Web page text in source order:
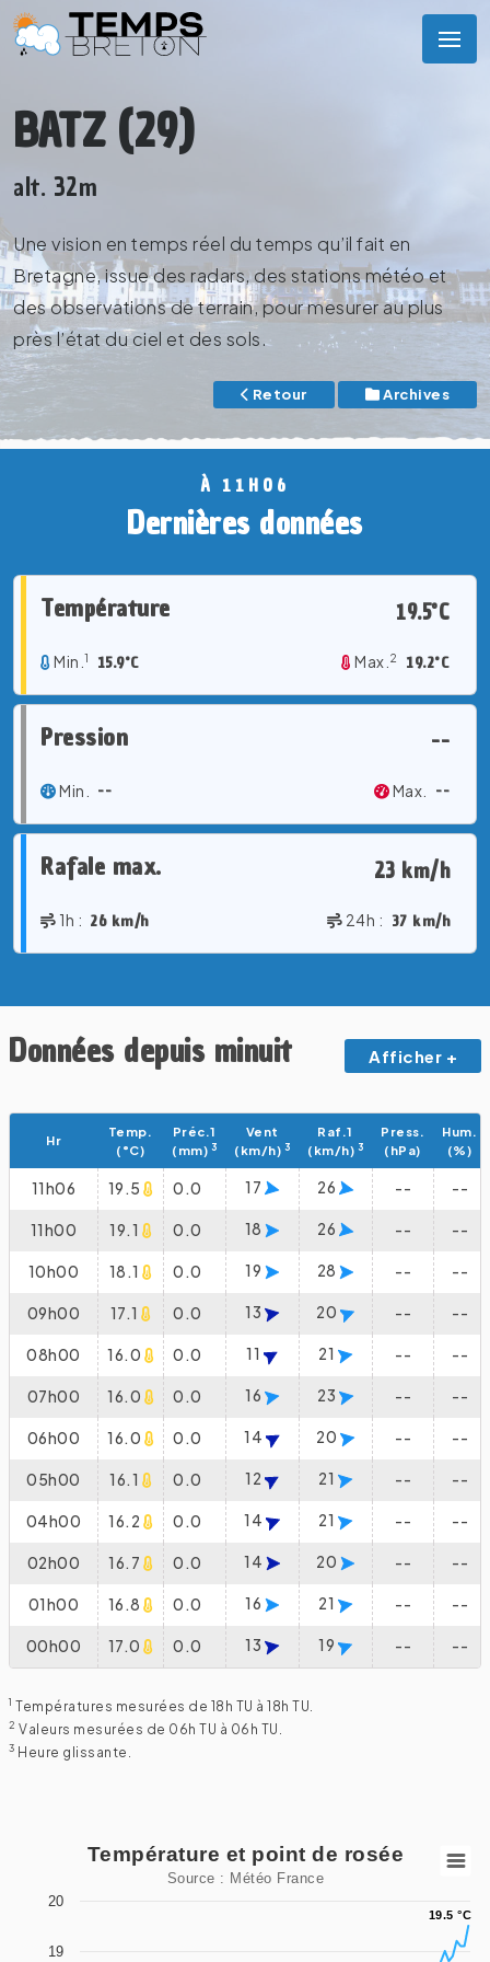
BATZ (29)
alt. 32m
Une vision en temps réel du temps qu’il fait en
Bretagne, issue des radars, des stations météo et
des observations de terrain, pour mesurer au plus
près l’état du ciel et des sols.
Retour Archives
À 11H06
Dernières données
Température 19.5°C
Min. 1 15.9°C Max. 2 19.2°C
Pression --
Min. -- Max. --
Rafale max. 23 km/h
1h : 26 km/h 24h : 37 km/h
Données depuis minuit Afficher +
Hr
Temp.
(°C)
Préc.1
(mm) 3
Vent
(km/h) 3
Raf.1
(km/h) 3
Press.
(hPa)
Hum.
(%)
11h06 19.5 0.0 17 26 -- --
11h00 19.1 0.0 18 26 -- --
10h00 18.1 0.0 19 28 -- --
09h00 17.1 0.0 13 20 -- --
08h00 16.0 0.0 11 21 -- --
07h00 16.0 0.0 16 23 -- --
06h00 16.0 0.0 14 20 -- --
05h00 16.1 0.0 12 21 -- --
04h00 16.2 0.0 14 21 -- --
02h00 16.7 0.0 14 20 -- --
01h00 16.8 0.0 16 21 -- --
00h00 17.0 0.0 13 19 -- --
1 Températures mesurées de 18h TU à 18h TU.
2 Valeurs mesurées de 06h TU à 06h TU.
3 Heure glissante.
Température et point de rosée
Line chart with 2 lines.
View as data table, Température et point de rosée
Température et point de rosée
Source : Météo France
19.5 °C
19.5 °C
19
20